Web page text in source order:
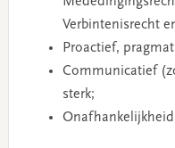
Verbintenisrecht
Proactief,
Communicatief
sterk;